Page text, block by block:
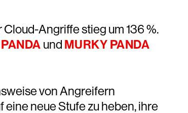
Cloud-Angriffe stieg um 136 %.
und MURKY PANDA
von Angreifern
neue Stufe zu heben, ihre